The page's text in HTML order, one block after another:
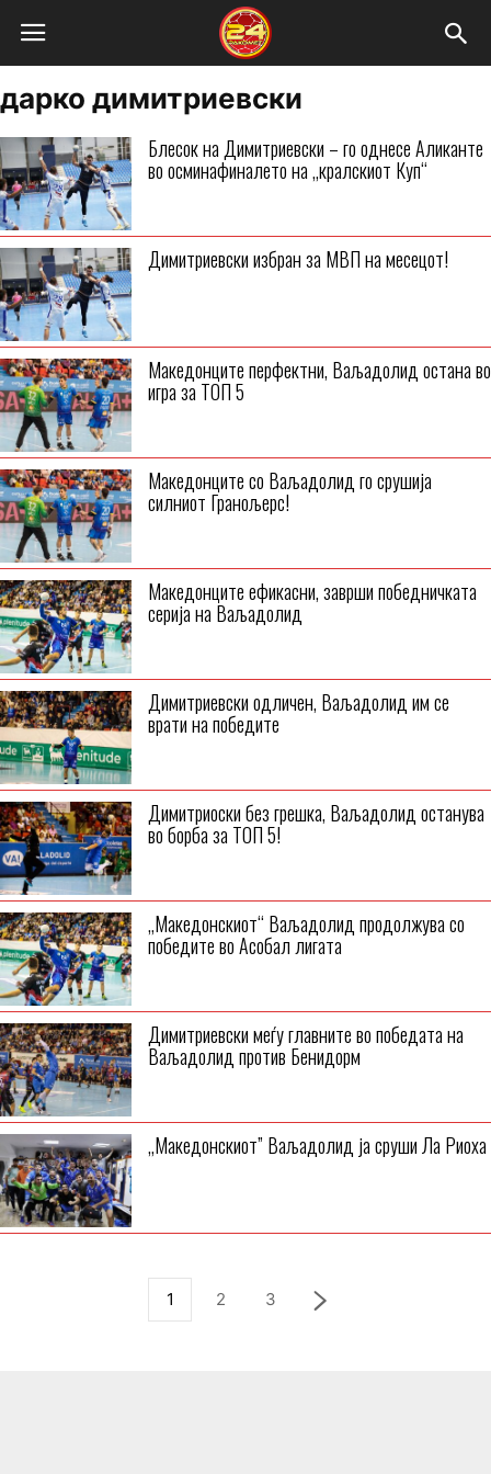
дарко димитриевски
Блесок на Димитриевски – го однесе Аликанте
во осминафиналето на „кралскиот Куп“
Димитриевски избран за МВП на месецот!
Македонците перфектни, Ваљадолид остана во
игра за ТОП 5
Македонците со Ваљадолид го срушија
силниот Гранољерс!
Македонците ефикасни, заврши победничката
серија на Ваљадолид
Димитриевски одличен, Ваљадолид им се
врати на победите
Димитриоски без грешка, Ваљадолид останува
во борба за ТОП 5!
„Македонскиот“ Ваљадолид продолжува со
победите во Асобал лигата
Димитриевски меѓу главните во победата на
Ваљадолид против Бенидорм
„Македонскиот” Ваљадолид ја сруши Ла Риоха
1 2 3